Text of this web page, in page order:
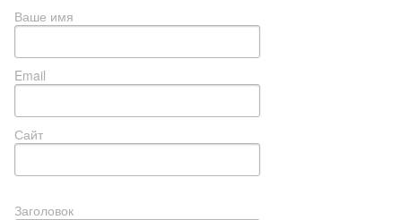
Ваше имя
Email
Сайт
Заголовок